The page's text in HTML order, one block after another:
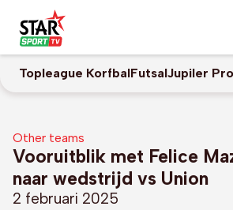
Topleague KorfbalFutsalJupiler
Other teams
Vooruitblik met Felice
naar wedstrijd vs Union
2 februari 2025